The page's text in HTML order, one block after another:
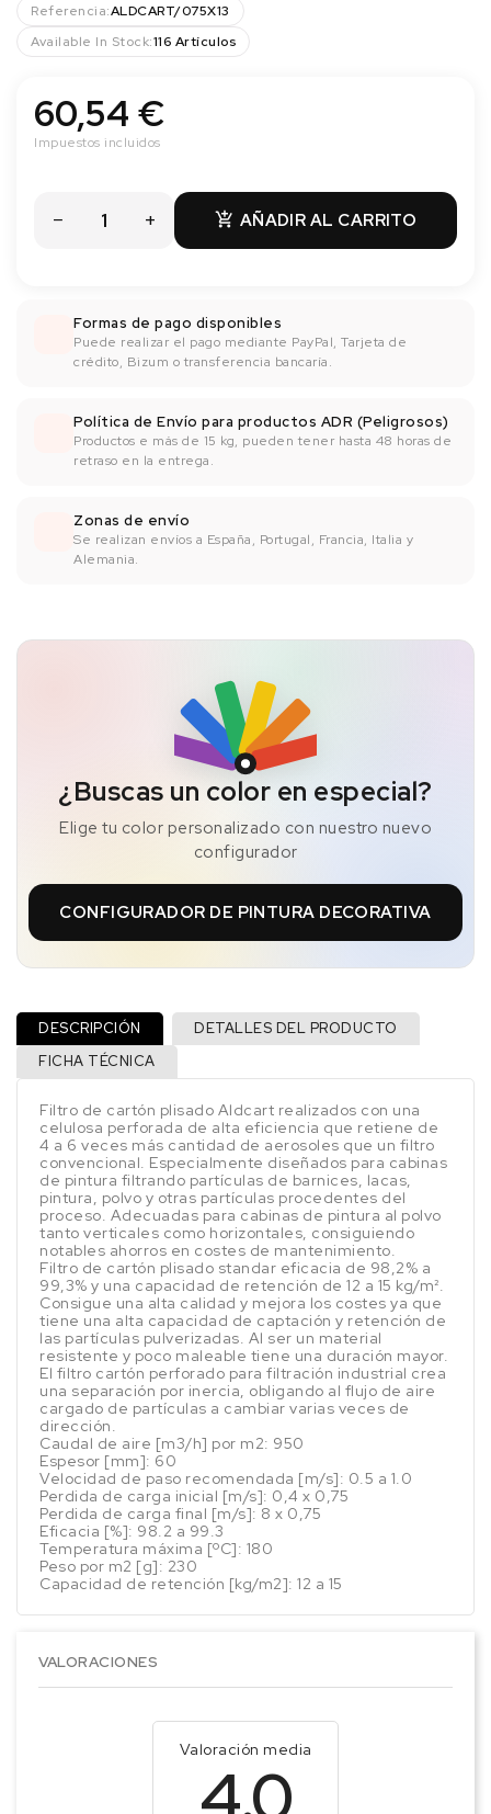
Referencia:ALDCART/075X13
Available In Stock:116 Artículos
60,54 €
Impuestos incluidos
 AÑADIR AL CARRITO
Formas de pago disponibles
Puede realizar el pago mediante PayPal, Tarjeta de
crédito, Bizum o transferencia bancaría.
Política de Envío para productos ADR (Peligrosos)
Productos e más de 15 kg, pueden tener hasta 48 horas de
retraso en la entrega.
Zonas de envío
Se realizan envíos a España, Portugal, Francia, Italia y
Alemania.
¿Buscas un color en especial?
Elige tu color personalizado con nuestro nuevo
configurador
CONFIGURADOR DE PINTURA DECORATIVA
DESCRIPCIÓN
DETALLES DEL PRODUCTO
FICHA TÉCNICA
Filtro de cartón plisado Aldcart realizados con una
celulosa perforada de alta eficiencia que retiene de
4 a 6 veces más cantidad de aerosoles que un filtro
convencional. Especialmente diseñados para cabinas
de pintura filtrando partículas de barnices, lacas,
pintura, polvo y otras partículas procedentes del
proceso. Adecuadas para cabinas de pintura al polvo
tanto verticales como horizontales, consiguiendo
notables ahorros en costes de mantenimiento.
Filtro de cartón plisado standar eficacia de 98,2% a
99,3% y una capacidad de retención de 12 a 15 kg/m².
Consigue una alta calidad y mejora los costes ya que
tiene una alta capacidad de captación y retención de
las partículas pulverizadas. Al ser un material
resistente y poco maleable tiene una duración mayor.
El filtro cartón perforado para filtración industrial crea
una separación por inercia, obligando al flujo de aire
cargado de partículas a cambiar varias veces de
dirección.
Caudal de aire [m3/h] por m2: 950
Espesor [mm]: 60
Velocidad de paso recomendada [m/s]: 0.5 a 1.0
Perdida de carga inicial [m/s]: 0,4 x 0,75
Perdida de carga final [m/s]: 8 x 0,75
Eficacia [%]: 98.2 a 99.3
Temperatura máxima [ºC]: 180
Peso por m2 [g]: 230
Capacidad de retención [kg/m2]: 12 a 15
VALORACIONES
Valoración media